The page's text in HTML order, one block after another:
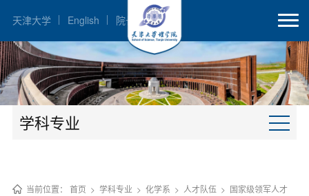
天津大学 English 院长邮箱
学科专业
当前位置： 首页 > 学科专业 > 化学系 > 人才队伍 > 国家级领军人才